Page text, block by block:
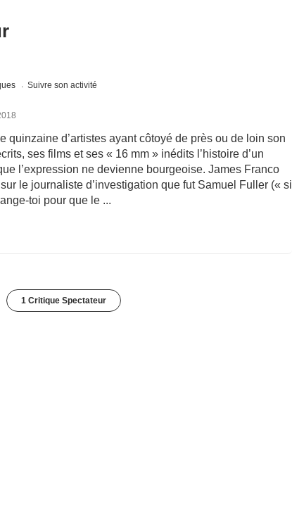
Suivre son activité
quinzaine d’artistes ayant côtoyé de près ou de loin son
ses films et ses « 16 mm » inédits l’histoire d’un
l’expression ne devienne bourgeoise. James Franco
le journaliste d’investigation que fut Samuel Fuller (« si
toi pour que le ...
1 Critique Spectateur